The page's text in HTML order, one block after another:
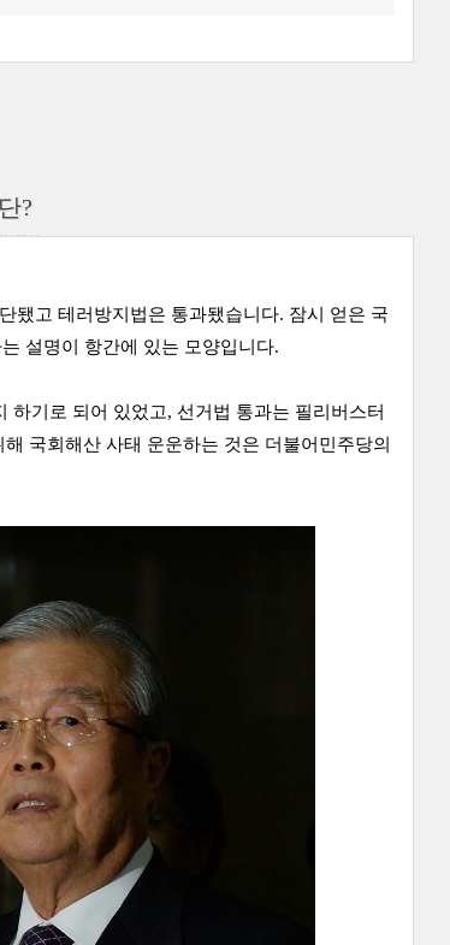
?
됐고 테러방지법은 통과됐습니다. 잠시 얻은 국
설명이 항간에 있는 모양입니다.
기로 되어 있었고, 선거법 통과는 필리버스터
국회해산 사태 운운하는 것은 더불어민주당의